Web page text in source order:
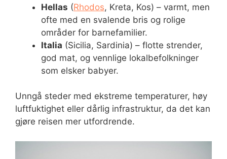
Hellas (Rhodos, Kreta, Kos) – varmt, men
ofte med en svalende bris og rolige
områder for barnefamilier.
Italia (Sicilia, Sardinia) – flotte strender,
god mat, og vennlige lokalbefolkninger
som elsker babyer.
Unngå steder med ekstreme temperaturer, høy
luftfuktighet eller dårlig infrastruktur, da det kan
gjøre reisen mer utfordrende.